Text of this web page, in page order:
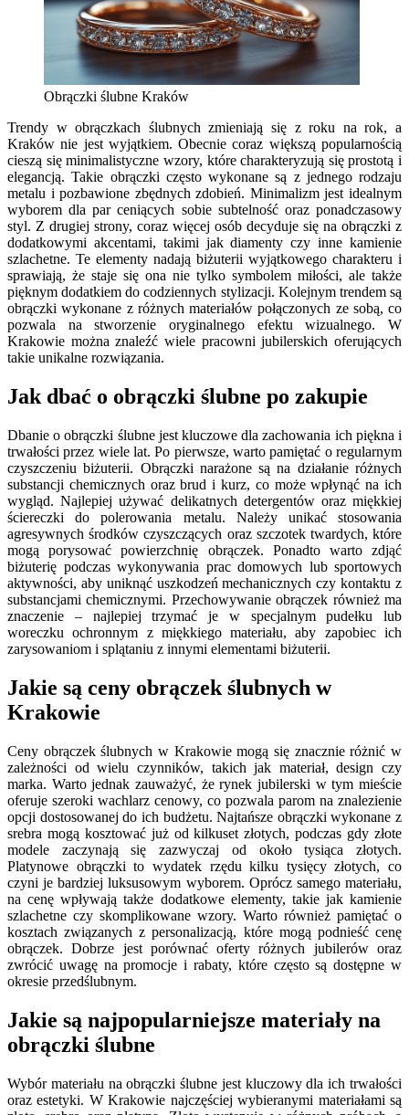
Obrączki ślubne Kraków
Trendy w obrączkach ślubnych zmieniają się z roku na rok, a
Kraków nie jest wyjątkiem. Obecnie coraz większą popularnością
cieszą się minimalistyczne wzory, które charakteryzują się prostotą i
elegancją. Takie obrączki często wykonane są z jednego rodzaju
metalu i pozbawione zbędnych zdobień. Minimalizm jest idealnym
wyborem dla par ceniących sobie subtelność oraz ponadczasowy
styl. Z drugiej strony, coraz więcej osób decyduje się na obrączki z
dodatkowymi akcentami, takimi jak diamenty czy inne kamienie
szlachetne. Te elementy nadają biżuterii wyjątkowego charakteru i
sprawiają, że staje się ona nie tylko symbolem miłości, ale także
pięknym dodatkiem do codziennych stylizacji. Kolejnym trendem są
obrączki wykonane z różnych materiałów połączonych ze sobą, co
pozwala na stworzenie oryginalnego efektu wizualnego. W
Krakowie można znaleźć wiele pracowni jubilerskich oferujących
takie unikalne rozwiązania.
Jak dbać o obrączki ślubne po zakupie
Dbanie o obrączki ślubne jest kluczowe dla zachowania ich piękna i
trwałości przez wiele lat. Po pierwsze, warto pamiętać o regularnym
czyszczeniu biżuterii. Obrączki narażone są na działanie różnych
substancji chemicznych oraz brud i kurz, co może wpłynąć na ich
wygląd. Najlepiej używać delikatnych detergentów oraz miękkiej
ściereczki do polerowania metalu. Należy unikać stosowania
agresywnych środków czyszczących oraz szczotek twardych, które
mogą porysować powierzchnię obrączek. Ponadto warto zdjąć
biżuterię podczas wykonywania prac domowych lub sportowych
aktywności, aby uniknąć uszkodzeń mechanicznych czy kontaktu z
substancjami chemicznymi. Przechowywanie obrączek również ma
znaczenie – najlepiej trzymać je w specjalnym pudełku lub
woreczku ochronnym z miękkiego materiału, aby zapobiec ich
zarysowaniom i splątaniu z innymi elementami biżuterii.
Jakie są ceny obrączek ślubnych w
Krakowie
Ceny obrączek ślubnych w Krakowie mogą się znacznie różnić w
zależności od wielu czynników, takich jak materiał, design czy
marka. Warto jednak zauważyć, że rynek jubilerski w tym mieście
oferuje szeroki wachlarz cenowy, co pozwala parom na znalezienie
opcji dostosowanej do ich budżetu. Najtańsze obrączki wykonane z
srebra mogą kosztować już od kilkuset złotych, podczas gdy złote
modele zaczynają się zazwyczaj od około tysiąca złotych.
Platynowe obrączki to wydatek rzędu kilku tysięcy złotych, co
czyni je bardziej luksusowym wyborem. Oprócz samego materiału,
na cenę wpływają także dodatkowe elementy, takie jak kamienie
szlachetne czy skomplikowane wzory. Warto również pamiętać o
kosztach związanych z personalizacją, które mogą podnieść cenę
obrączek. Dobrze jest porównać oferty różnych jubilerów oraz
zwrócić uwagę na promocje i rabaty, które często są dostępne w
okresie przedślubnym.
Jakie są najpopularniejsze materiały na
obrączki ślubne
Wybór materiału na obrączki ślubne jest kluczowy dla ich trwałości
oraz estetyki. W Krakowie najczęściej wybieranymi materiałami są